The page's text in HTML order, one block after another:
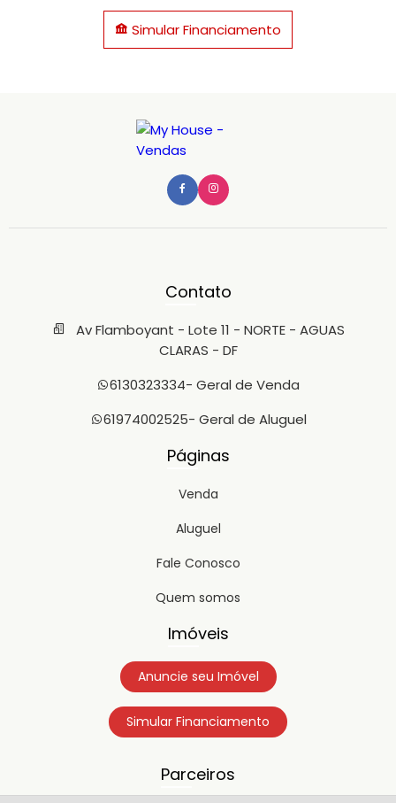
Simular Financiamento
Contato
Av Flamboyant - Lote 11 - NORTE - AGUAS
CLARAS - DF
6130323334- Geral de Venda
61974002525- Geral de Aluguel
Páginas
Venda
Aluguel
Fale Conosco
Quem somos
Imóveis
Anuncie seu Imóvel
Simular Financiamento
Parceiros